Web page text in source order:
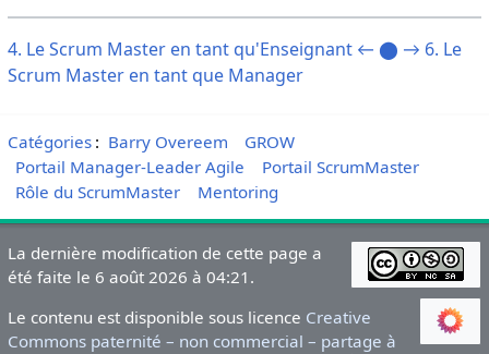
4. Le Scrum Master en tant qu'Enseignant ← ⬤ → 6. Le
Scrum Master en tant que Manager
Catégories: Barry Overeem
GROW
Portail Manager-Leader Agile
Portail ScrumMaster
Rôle du ScrumMaster
Mentoring
La dernière modification de cette page a
été faite le 6 août 2026 à 04:21.
Le contenu est disponible sous licence Creative
Commons paternité – non commercial – partage à